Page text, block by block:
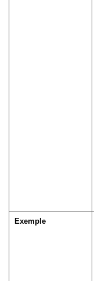
Exemple